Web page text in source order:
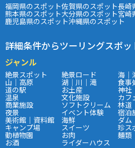
福岡県のスポット佐賀県のスポット長崎
熊本県のスポット大分県のスポット宮崎
鹿児島県のスポット沖縄県のスポット
詳細条件からツーリングスポッ
ジャンル
絶景スポット 絶景ロード 海｜
山｜高原 湖｜川｜滝 食事
道の駅 お土産 神社
温泉 文化施設 カフ
商業施設 ソフトクリーム 林道
夜景 イベント体験 宿泊
美術館｜資料館 海鮮 ダム
キャンプ場 スイーツ 珍ス
動植物園 お肉 麺類
お酒 ライダーハウス